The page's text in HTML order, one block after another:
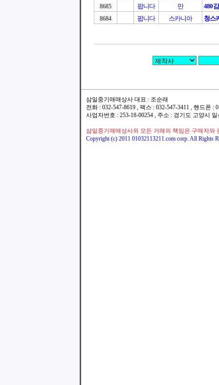
8685 팝니다 만 480
8684 팝니다 스카니아 청스
삼일중기매매상사 대표 : 조순래
전화 : 032-547-8619 , 팩스 : 032-547-3411 , 핸드폰
사업자번호 : 253-18-00254 , 주소 : 경기도 고양시
삼일중기매매상사외 모든 거래의 책임은 구매자와
Copyright (c) 2011 01032113211.com corp. All Rights